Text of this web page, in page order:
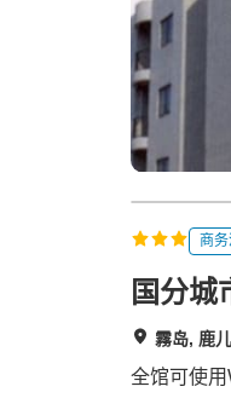
c
h
商
国分城
霧岛, 鹿
全馆可使